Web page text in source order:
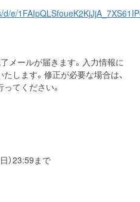
e/
メールが届きます。入力情報に
します。修正が必要な場合は、
てください。
）23:59まで